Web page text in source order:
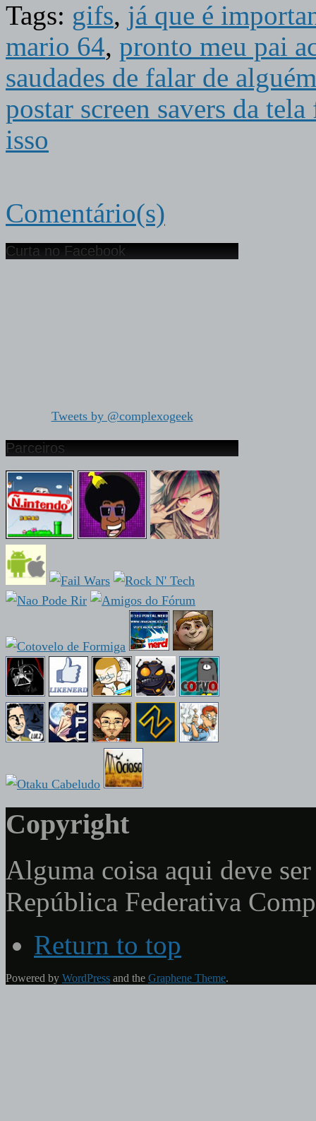
Tags: gifs, já que é
mario 64, pronto meu pai
saudades de falar de
postar screen savers da
isso
Comentário(s)
Curta no Facebook
Tweets by @complexogeek
Parceiros
Copyright
Alguma coisa aqui deve
República Federativa
Return to top
Powered by WordPress and the Graphene Theme.